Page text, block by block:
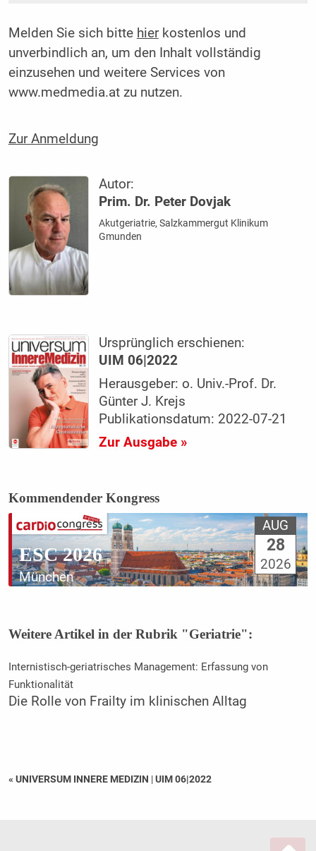
Melden Sie sich bitte hierkostenlos und
unverbindlich an, um den Inhalt vollständig
einzusehen und weitere Services von
www.medmedia.at zu nutzen.
Zur Anmeldung
Autor:
Prim. Dr. Peter Dovjak
Akutgeriatrie, Salzkammergut Klinikum
Gmunden
Ursprünglich erschienen:
UIM 06|2022
Herausgeber: o. Univ.-Prof. Dr.
Günter J. Krejs
Publikationsdatum: 2022-07-21
Zur Ausgabe »
Kommendender Kongress
ESC 2026
München
AUG
28
2026
Weitere Artikel in der Rubrik "Geriatrie":
Internistisch-geriatrisches Management: Erfassung von
Funktionalität
Die Rolle von Frailty im klinischen Alltag
« UNIVERSUM INNERE MEDIZIN |UIM 06|2022